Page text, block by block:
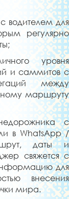
водителем для
регулярно
уровня
и саммитов с
между
маршруту
с
в WhatsApp /
даты и
свяжется с
для
внесения
мира.